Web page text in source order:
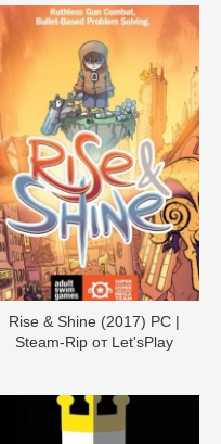
Rise & Shine (2017) PC |
Steam-Rip от Let'sРlay